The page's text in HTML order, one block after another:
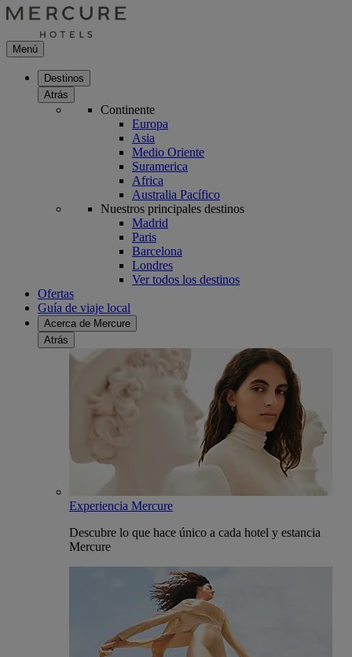
Menú
Destinos
Atrás
Continente
Europa
Asia
Medio Oriente
Suramerica
Africa
Australia Pacífico
Nuestros principales destinos
Madrid
Paris
Barcelona
Londres
Ver todos los destinos
Ofertas
Guía de viaje local
Acerca de Mercure
Atrás
Experiencia Mercure
Descubre lo que hace único a cada hotel y estancia
Mercure